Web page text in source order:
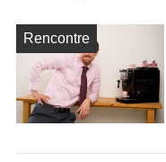
Rencontre